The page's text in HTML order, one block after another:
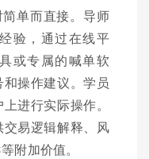
单而直接。导师
验，通过在线平
或专属的喊单软
操作建议。学员
进行实际操作。
易逻辑解释、风
附加价值。